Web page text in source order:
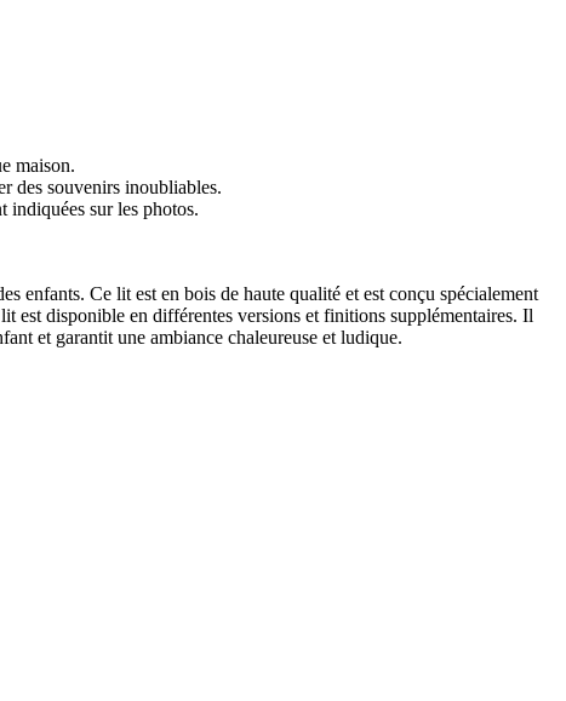
maison.
des souvenirs inoubliables.
sur les photos.
enfants. Ce lit est en bois de haute qualité et est conçu spécialement
est disponible en différentes versions et finitions supplémentaires. Il
et garantit une ambiance chaleureuse et ludique.